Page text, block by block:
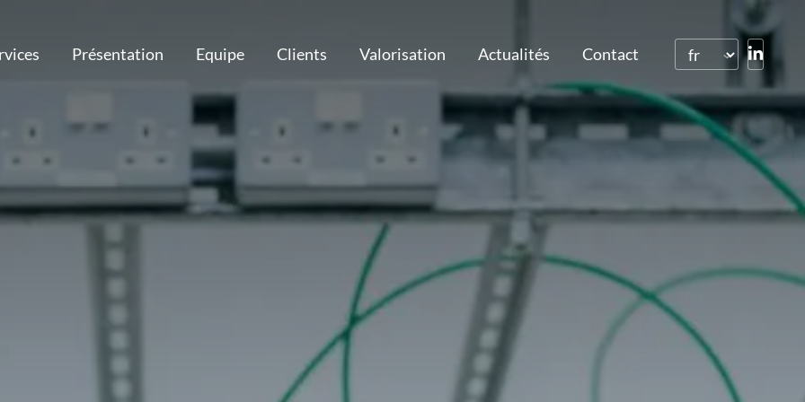
Présentation Equipe Clients Valorisation Actualités Contact